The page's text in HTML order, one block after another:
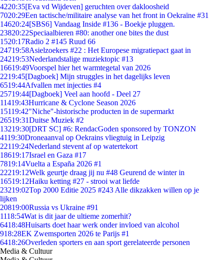
4220:35[Eva vd Wijdeven] geruchten over dakloosheid
7020:29Een tactische/militaire analyse van het front in Oekraïne #31
14620:24[SBS6] Vandaag Inside #136 - Boekje pluggen.
23820:22Speciaalbieren #80: another one bites the dust
1520:17Radio 2 #145 Ruud 66
24719:58Asielzoekers #22 : Het Europese migratiepact gaat in
24219:53Nederlandstalige muziektopic #13
16619:49Voorspel hier het warmtegetal van 2026
2219:45[Dagboek] Mijn struggles in het dagelijks leven
6519:44Afvallen met injecties #4
25719:44[Dagboek] Veel aan hoofd - Deel 27
11419:43Hurricane & Cyclone Season 2026
15119:42"Niche"-historische producten in de supermarkt
26519:31Duitse Muziek #2
13219:30[DRT SC] #6: RendacGoden sponsored by TONZON
4119:30Droneaanval op Oekrains vliegtuig in Leipzig
22119:24Nederland stevent af op watertekort
18619:17Israel en Gaza #17
7819:14Vuelta a España 2026 #1
22219:12Welk geurtje draag jij nu #48 Geurend de winter in
16519:12Haiku ketting #27 - strooi wat liefde
23219:02Top 2000 Editie 2025 #243 Alle dikzakken willen op je
lijken
20819:00Russia vs Ukraine #91
1118:54Wat is dit jaar de ultieme zomerhit?
6418:48Huisarts doet haar werk onder invloed van alcohol
918:28EK Zwemsporten 2026 te Parijs #1
6418:26Overleden sporters en aan sport gerelateerde personen
Media & Cultuur